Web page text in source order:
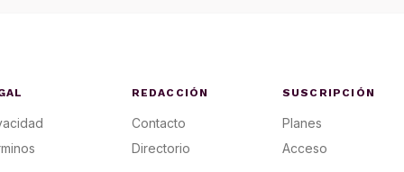
REDACCIÓN
Contacto
Directorio
SUSCRIPCIÓN
Planes
Acceso